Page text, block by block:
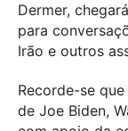
Dermer,
para
Irão e outros
Recorde-se
de Joe Biden,